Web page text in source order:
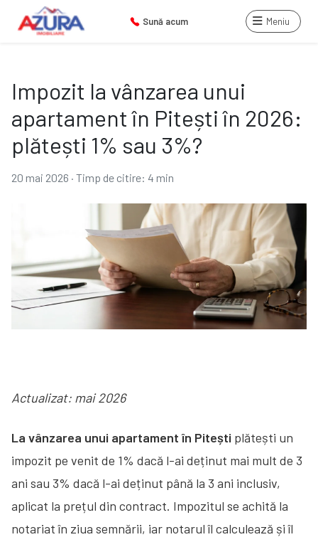
Sună acum Meniu
Impozit la vânzarea unui
apartament în Pitești în 2026:
plătești 1% sau 3%?
20 mai 2026 · Timp de citire: 4 min
Actualizat: mai 2026
La vânzarea unui apartament în Pitești plătești un
impozit pe venit de 1% dacă l-ai deținut mai mult de 3
ani sau 3% dacă l-ai deținut până la 3 ani inclusiv,
aplicat la prețul din contract. Impozitul se achită la
notariat în ziua semnării, iar notarul îl calculează și îl